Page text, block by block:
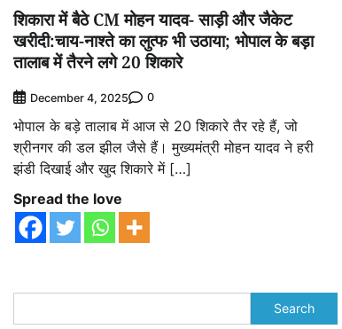
शिकारा में बैठे CM मोहन यादव- साड़ी और जैकेट
खरीदी:चाय-नाश्ते का लुत्फ भी उठाया; भोपाल के बड़ा
तालाब में तैरने लगे 20 शिकारे
December 4, 2025 0
भोपाल के बड़े तालाब में आज से 20 शिकारे तैर रहे हैं, जो
श्रीनगर की डल झील जैसे हैं। मुख्यमंत्री मोहन यादव ने हरी
झंडी दिखाई और खुद शिकारे में […]
Spread the love
Search